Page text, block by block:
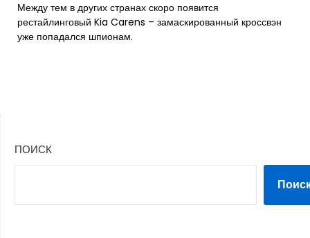
Между тем в других странах скоро появится
рестайлинговый Kia Carens – замаскированный кроссвэн
уже попадался шпионам.
ПОИСК